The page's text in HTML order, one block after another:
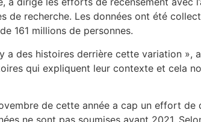
de recherche. Les données ont été
161 millions de personnes.
a des histoires derrière cette variation »,
qui expliquent leur contexte et cela
de cette année a cap un effort